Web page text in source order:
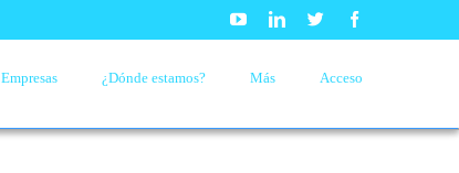
YoutubeLinkedinTwitter
Empresas ¿Dónde estamos? Más Acceso